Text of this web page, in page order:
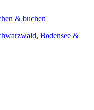
& buchen!
Bodensee &